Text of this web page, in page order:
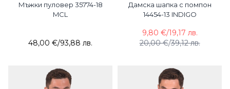
Мъжки пуловер 35774-18
MCL
48,00 €/93,88 лв.
Дамска шапка с помпон
14454-13 INDIGO
20,00 €/39,12 лв.
9,80 €/19,17 лв.